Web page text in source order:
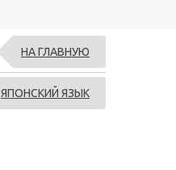
НА ГЛАВНУЮ
ЯПОНСКИЙ ЯЗЫК